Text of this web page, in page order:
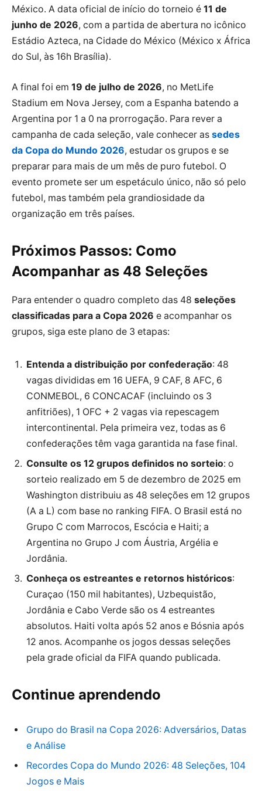
México. A data oficial de início do torneio é 11 de
junho de 2026, com a partida de abertura no icônico
Estádio Azteca, na Cidade do México (México x África
do Sul, às 16h Brasília).
A final foi em 19 de julho de 2026, no MetLife
Stadium em Nova Jersey, com a Espanha batendo a
Argentina por 1 a 0 na prorrogação. Para rever a
campanha de cada seleção, vale conhecer as sedes
da Copa do Mundo 2026, estudar os grupos e se
preparar para mais de um mês de puro futebol. O
evento promete ser um espetáculo único, não só pelo
futebol, mas também pela grandiosidade da
organização em três países.
Próximos Passos: Como
Acompanhar as 48 Seleções
Para entender o quadro completo das 48 seleções
classificadas para a Copa 2026 e acompanhar os
grupos, siga este plano de 3 etapas:
Entenda a distribuição por confederação: 48
vagas divididas em 16 UEFA, 9 CAF, 8 AFC, 6
CONMEBOL, 6 CONCACAF (incluindo os 3
anfitriões), 1 OFC + 2 vagas via repescagem
intercontinental. Pela primeira vez, todas as 6
confederações têm vaga garantida na fase final.
Consulte os 12 grupos definidos no sorteio: o
sorteio realizado em 5 de dezembro de 2025 em
Washington distribuiu as 48 seleções em 12 grupos
(A a L) com base no ranking FIFA. O Brasil está no
Grupo C com Marrocos, Escócia e Haiti; a
Argentina no Grupo J com Áustria, Argélia e
Jordânia.
Conheça os estreantes e retornos históricos:
Curaçao (150 mil habitantes), Uzbequistão,
Jordânia e Cabo Verde são os 4 estreantes
absolutos. Haiti volta após 52 anos e Bósnia após
12 anos. Acompanhe os jogos dessas seleções
pela grade oficial da FIFA quando publicada.
Continue aprendendo
Grupo do Brasil na Copa 2026: Adversários, Datas
e Análise
Recordes Copa do Mundo 2026: 48 Seleções, 104
Jogos e Mais